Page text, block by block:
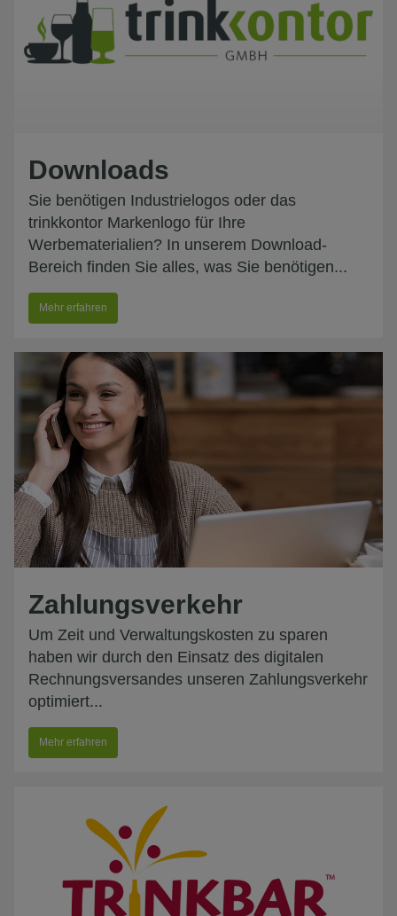
Downloads
Sie benötigen Industrielogos oder das
trinkkontor Markenlogo für Ihre
Werbematerialien? In unserem Download-
Bereich finden Sie alles, was Sie benötigen...
Mehr erfahren
Zahlungsverkehr
Um Zeit und Verwaltungskosten zu sparen
haben wir durch den Einsatz des digitalen
Rechnungsversandes unseren Zahlungsverkehr
optimiert...
Mehr erfahren